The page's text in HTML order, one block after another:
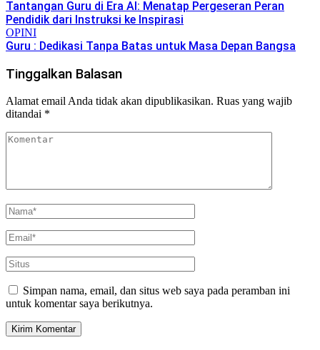
Tantangan Guru di Era AI: Menatap Pergeseran Peran
Pendidik dari Instruksi ke Inspirasi
OPINI
Guru : Dedikasi Tanpa Batas untuk Masa Depan Bangsa
Tinggalkan Balasan
Alamat email Anda tidak akan dipublikasikan. Ruas yang wajib
ditandai *
Simpan nama, email, dan situs web saya pada peramban ini
untuk komentar saya berikutnya.